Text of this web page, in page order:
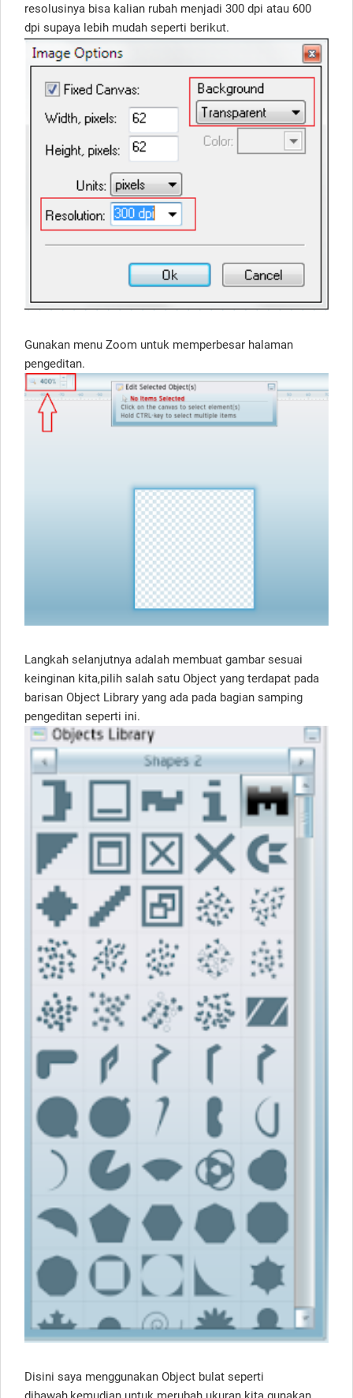
resolusinya bisa kalian rubah menjadi 300 dpi atau 600
dpi supaya lebih mudah seperti berikut.
Gunakan menu Zoom untuk memperbesar halaman
pengeditan.
Langkah selanjutnya adalah membuat gambar sesuai
keinginan kita,pilih salah satu Object yang terdapat pada
barisan Object Library yang ada pada bagian samping
pengeditan seperti ini.
Disini saya menggunakan Object bulat seperti